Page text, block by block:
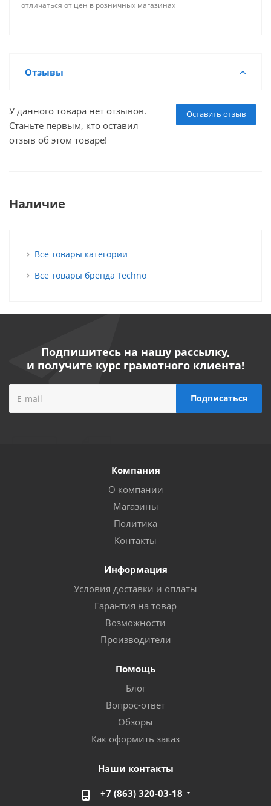
отличаться от цен в розничных магазинах
Отзывы
Оставить отзыв
У данного товара нет отзывов.
Станьте первым, кто оставил
отзыв об этом товаре!
Наличие
Все товары категории
Все товары бренда Techno
Подпишитесь на нашу рассылку,
и получите курс грамотного клиента!
Компания
О компании
Магазины
Политика
Контакты
Информация
Условия доставки и оплаты
Гарантия на товар
Возможности
Производители
Помощь
Блог
Вопрос-ответ
Обзоры
Как оформить заказ
Наши контакты
+7 (863) 320-03-18